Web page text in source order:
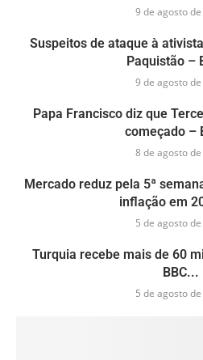
9 de agosto
Suspeitos de ataque à
Paquistão –
9 de agosto
Papa Francisco diz que
começado –
8 de agosto
Mercado reduz pela 5ª
inflação em
5 de agosto
Turquia recebe mais de 60
BBC...
5 de agosto